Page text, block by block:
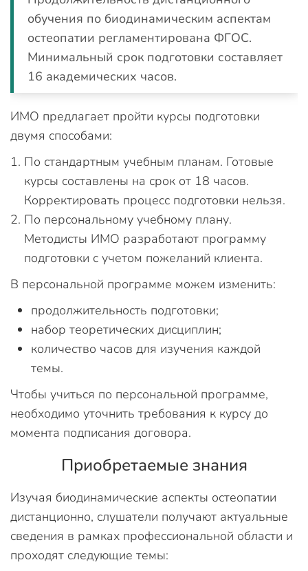
обучения по биодинамическим аспектам
остеопатии регламентирована ФГОС.
Минимальный срок подготовки составляет
16 академических часов.
ИМО предлагает пройти курсы подготовки
двумя способами:
По стандартным учебным планам. Готовые
курсы составлены на срок от 18 часов.
Корректировать процесс подготовки нельзя.
По персональному учебному плану.
Методисты ИМО разработают программу
подготовки с учетом пожеланий клиента.
В персональной программе можем изменить:
продолжительность подготовки;
набор теоретических дисциплин;
количество часов для изучения каждой
темы.
Чтобы учиться по персональной программе,
необходимо уточнить требования к курсу до
момента подписания договора.
Приобретаемые знания
Изучая биодинамические аспекты остеопатии
дистанционно, слушатели получают актуальные
сведения в рамках профессиональной области и
проходят следующие темы: